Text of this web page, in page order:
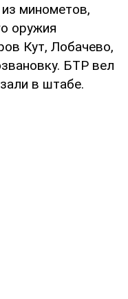
минометов,
оружия
Кут, Лобачево,
БТР вел
в штабе.